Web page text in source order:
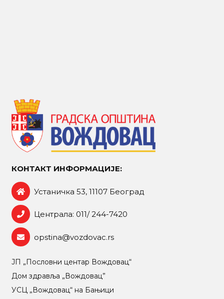
КОНТАКТ ИНФОРМАЦИЈЕ:
Устаничка 53, 11107 Београд
Централа: 011/ 244-7420
opstina@vozdovac.rs
ЈП „Пословни центар Вождовац“
Дом здравља „Вождовац”
УСЦ „Вождовац“ на Бањици